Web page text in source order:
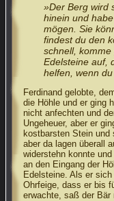
»Der Berg wird
hinein und
mögen. Sie
findest du den
schnell,
Edelsteine auf,
helfen, wenn
Ferdinand gelobte,
die Höhle und er ging
nicht anfechten und
Ungeheuer, aber er
kostbarsten Stein und
aber da lagen überall
widerstehn konnte
an den Eingang der
Edelsteine. Als er
Ohrfeige, dass er bis
erwachte, saß der Bär